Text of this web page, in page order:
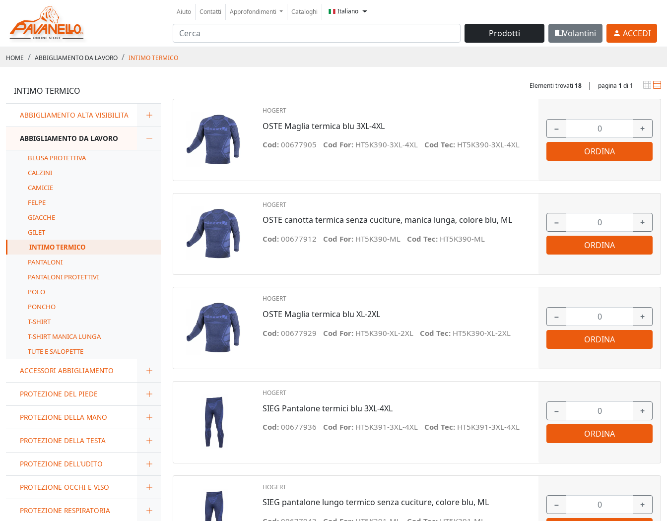
Aiuto Contatti Approfondimenti Cataloghi Italiano
Prodotti Volantini ACCEDI
HOME ABBIGLIAMENTO DA LAVORO INTIMO TERMICO
INTIMO TERMICO
ABBIGLIAMENTO ALTA VISIBILITA
ABBIGLIAMENTO DA LAVORO
BLUSA PROTETTIVA
CALZINI
CAMICIE
FELPE
GIACCHE
GILET
INTIMO TERMICO
PANTALONI
PANTALONI PROTETTIVI
POLO
PONCHO
T-SHIRT
T-SHIRT MANICA LUNGA
TUTE E SALOPETTE
ACCESSORI ABBIGLIAMENTO
PROTEZIONE DEL PIEDE
PROTEZIONE DELLA MANO
PROTEZIONE DELLA TESTA
PROTEZIONE DELL'UDITO
PROTEZIONE OCCHI E VISO
PROTEZIONE RESPIRATORIA
Elementi trovati 18 | pagina 1 di 1
HOGERT
OSTE Maglia termica blu 3XL-4XL
Cod: 00677905 Cod For: HT5K390-3XL-4XL Cod Tec: HT5K390-3XL-4XL
− +
ORDINA
HOGERT
OSTE canotta termica senza cuciture, manica lunga, colore blu, ML
Cod: 00677912 Cod For: HT5K390-ML Cod Tec: HT5K390-ML
− +
ORDINA
HOGERT
OSTE Maglia termica blu XL-2XL
Cod: 00677929 Cod For: HT5K390-XL-2XL Cod Tec: HT5K390-XL-2XL
− +
ORDINA
HOGERT
SIEG Pantalone termici blu 3XL-4XL
Cod: 00677936 Cod For: HT5K391-3XL-4XL Cod Tec: HT5K391-3XL-4XL
− +
ORDINA
HOGERT
SIEG pantalone lungo termico senza cuciture, colore blu, ML − +